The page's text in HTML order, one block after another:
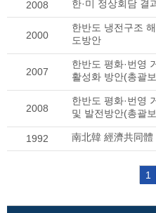
2008 한·미 정상회담 결
2000
한반도 냉전구조
도방안
2007
한반도 평화·번영
활성화 방안(총괄
2008
한반도 평화·번영
및 발전방안(총괄
1992 南北韓 經濟共同體
1